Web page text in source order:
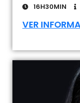
16H30MIN
VER